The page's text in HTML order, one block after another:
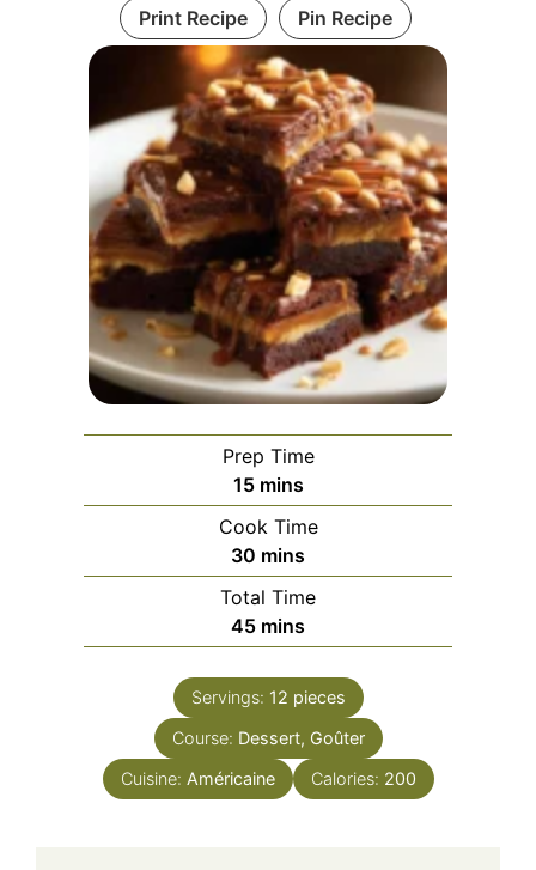
Print Recipe Pin Recipe
Prep Time
15minutes
mins
Cook Time
30 minutes
mins
Total Time
45minutes
mins
Servings: 12 pieces
Course: Dessert, Goûter
Cuisine: Américaine Calories: 200